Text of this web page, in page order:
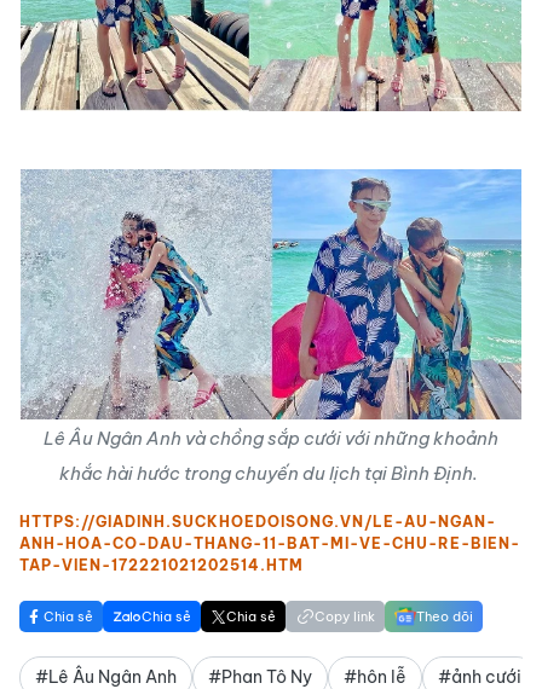
Lê Âu Ngân Anh và chồng sắp cưới với những khoảnh
khắc hài hước trong chuyến du lịch tại Bình Định.
HTTPS://GIADINH.SUCKHOEDOISONG.VN/LE-AU-NGAN-
ANH-HOA-CO-DAU-THANG-11-BAT-MI-VE-CHU-RE-BIEN-
TAP-VIEN-172221021202514.HTM
Chia sẻ Chia sẻ Chia sẻ Copy link Theo dõi
#Lê Âu Ngân Anh #Phan Tô Ny #hôn lễ #ảnh cưới